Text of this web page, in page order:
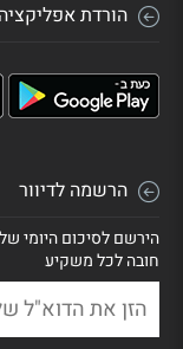
הורדת אפליקציה
הרשמה לדיוור
הירשם לסיכום היומי
חובה לכל משקיע